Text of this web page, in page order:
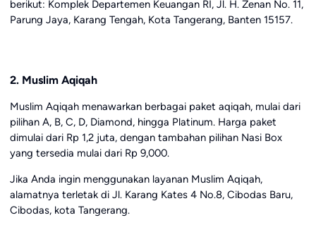
berikut: Komplek Departemen Keuangan RI, Jl. H. Zenan No. 11,
Parung Jaya, Karang Tengah, Kota Tangerang, Banten 15157.
2. Muslim Aqiqah
Muslim Aqiqah menawarkan berbagai paket aqiqah, mulai dari
pilihan A, B, C, D, Diamond, hingga Platinum. Harga paket
dimulai dari Rp 1,2 juta, dengan tambahan pilihan Nasi Box
yang tersedia mulai dari Rp 9,000.
Jika Anda ingin menggunakan layanan Muslim Aqiqah,
alamatnya terletak di Jl. Karang Kates 4 No.8, Cibodas Baru,
Cibodas, kota Tangerang.